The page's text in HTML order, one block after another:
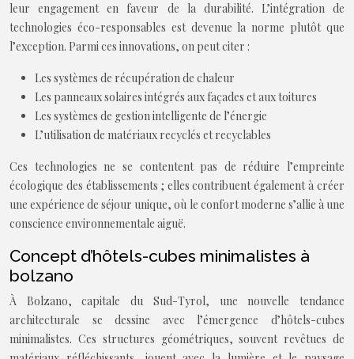
leur engagement en faveur de la durabilité. L’intégration de
technologies éco-responsables est devenue la norme plutôt que
l’exception. Parmi ces innovations, on peut citer :
Les systèmes de récupération de chaleur
Les panneaux solaires intégrés aux façades et aux toitures
Les systèmes de gestion intelligente de l’énergie
L’utilisation de matériaux recyclés et recyclables
Ces technologies ne se contentent pas de réduire l’empreinte
écologique des établissements ; elles contribuent également à créer
une expérience de séjour unique, où le confort moderne s’allie à une
conscience environnementale aiguë.
Concept d’hôtels-cubes minimalistes à
bolzano
À Bolzano, capitale du Sud-Tyrol, une nouvelle tendance
architecturale se dessine avec l’émergence d’hôtels-cubes
minimalistes. Ces structures géométriques, souvent revêtues de